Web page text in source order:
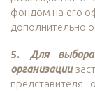
фондом на его
дополнительно
5. Для
организации